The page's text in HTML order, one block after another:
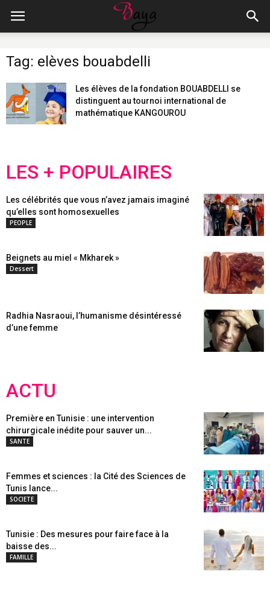
Tag: elèves bouabdelli
Les élèves de la fondation BOUABDELLI se
distinguent au tournoi international de
mathématique KANGOUROU
LES + POPULAIRES
Les célébrités que vous n’avez jamais imaginé
qu’elles sont homosexuelles
PEOPLE
Beignets au miel « Mkharek »
Dessert
Radhia Nasraoui, l’humanisme désintéressé
d’une femme
ACTU
Première en Tunisie : une intervention
chirurgicale inédite pour sauver un...
SANTE
Femmes et sciences : la Cité des Sciences de
Tunis lance...
SOCIETE
Tunisie : Des mesures pour faire face à la
baisse des...
FAMILLE